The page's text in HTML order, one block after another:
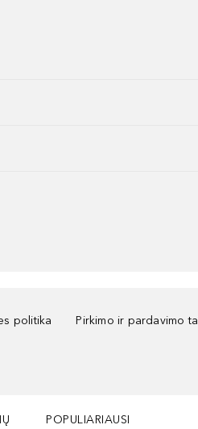
politika Pirkimo ir pardavimo
POPULIARIAUSI